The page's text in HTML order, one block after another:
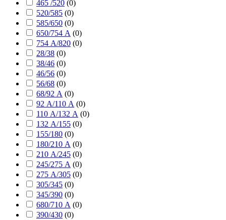
465 /520 (0)
520/585 (0)
585/650 (0)
650/754 А (0)
754 А/820 (0)
28/38 (0)
38/46 (0)
46/56 (0)
56/68 (0)
68/92 А (0)
92 А/110 А (0)
110 А/132 А (0)
132 А/155 (0)
155/180 (0)
180/210 А (0)
210 А/245 (0)
245/275 А (0)
275 А/305 (0)
305/345 (0)
345/390 (0)
680/710 А (0)
390/430 (0)